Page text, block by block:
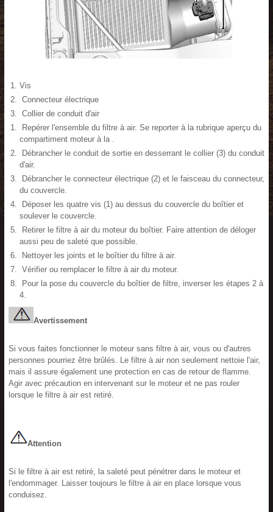
Vis
Connecteur électrique
Collier de conduit d'air
Repérer l'ensemble du filtre à air. Se reporter à la rubrique aperçu du
compartiment moteur à la .
Débrancher le conduit de sortie en desserrant le collier (3) du conduit
d'air.
Débrancher le connecteur électrique (2) et le faisceau du connecteur,
du couvercle.
Déposer les quatre vis (1) au dessus du couvercle du boîtier et
soulever le couvercle.
Retirer le filtre à air du moteur du boîtier. Faire attention de déloger
aussi peu de saleté que possible.
Nettoyer les joints et le boîtier du filtre à air.
Vérifier ou remplacer le filtre à air du moteur.
Pour la pose du couvercle du boîtier de filtre, inverser les étapes 2 à
4.
Avertissement
Si vous faites fonctionner le moteur sans filtre à air, vous ou d'autres
personnes pourriez être brûlés. Le filtre à air non seulement nettoie l'air,
mais il assure également une protection en cas de retour de flamme.
Agir avec précaution en intervenant sur le moteur et ne pas rouler
lorsque le filtre à air est retiré.
Attention
Si le filtre à air est retiré, la saleté peut pénétrer dans le moteur et
l'endommager. Laisser toujours le filtre à air en place lorsque vous
conduisez.